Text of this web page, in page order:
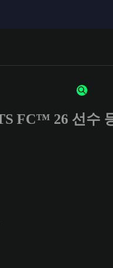
자를 입력하세요
FC™ 26 선수